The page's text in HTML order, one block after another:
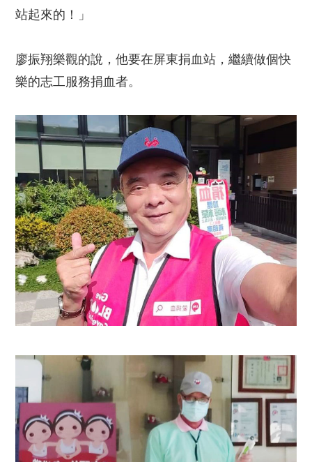
站起來的！」
廖振翔樂觀的說，他要在屏東捐血站，繼續做個快
樂的志工服務捐血者。